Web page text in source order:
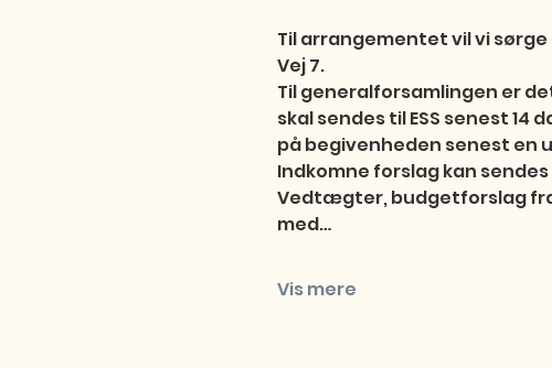
Til arrangementet vil vi sørge
Vej 7.
Til generalforsamlingen er
skal sendes til ESS senest
på begivenheden senest en
Indkomne forslag kan
Vedtægter, budgetforslag
med…
Vis mere